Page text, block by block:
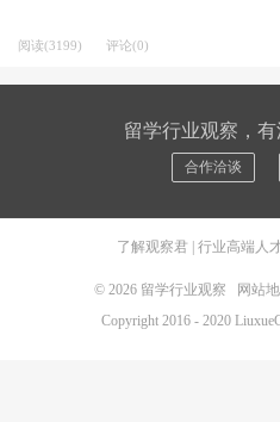
阅读(3199) 评论(0)
留学行业观察，
合作洽谈
了解观察君 行业高端人
© 2026 留学行业观察 网站
Copyright 2016 - 2020